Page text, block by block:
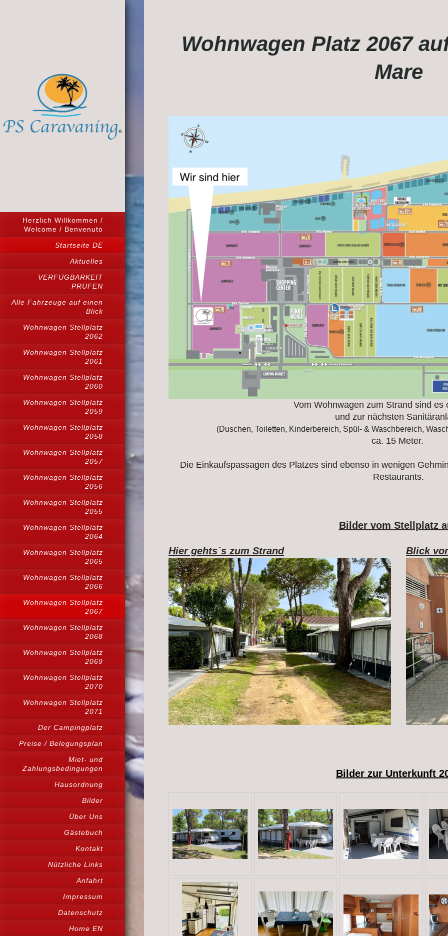
Herzlich Willkommen /
Welcome / Benvenuto
Startseite DE
Aktuelles
VERFÜGBARKEIT
PRÜFEN
Alle Fahrzeuge auf einen
Blick
Wohnwagen Stellplatz
2062
Wohnwagen Stellplatz
2061
Wohnwagen Stellplatz
2060
Wohnwagen Stellplatz
2059
Wohnwagen Stellplatz
2058
Wohnwagen Stellplatz
2057
Wohnwagen Stellplatz
2056
Wohnwagen Stellplatz
2055
Wohnwagen Stellplatz
2064
Wohnwagen Stellplatz
2065
Wohnwagen Stellplatz
2066
Wohnwagen Stellplatz
2067
Wohnwagen Stellplatz
2068
Wohnwagen Stellplatz
2069
Wohnwagen Stellplatz
2070
Wohnwagen Stellplatz
2071
Der Campingplatz
Preise / Belegungsplan
Miet- und
Zahlungsbedingungen
Hausordnung
Bilder
Über Uns
Gästebuch
Kontakt
Nützliche Links
Anfahrt
Impressum
Datenschutz
Home EN
Wohnwagen Platz 2067
Mare
Vom Wohnwagen zum Strand sind
und zur nächsten
(Duschen, Toiletten, Kinderbereich, Spül- & Waschbereich,
ca. 15 Meter.
Die Einkaufspassagen des Platzes sind ebenso in wenigen
Restaurants.
Bilder vom Stellplatz
Hier gehts´s zum Strand Blick
Bilder zur Unterkunft